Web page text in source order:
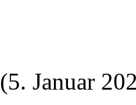
(5. Januar